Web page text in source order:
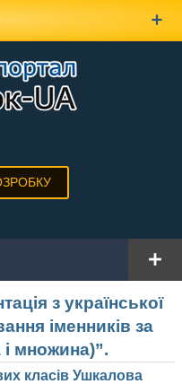
з української
іменників за
множина)”.
класів Ушкалова